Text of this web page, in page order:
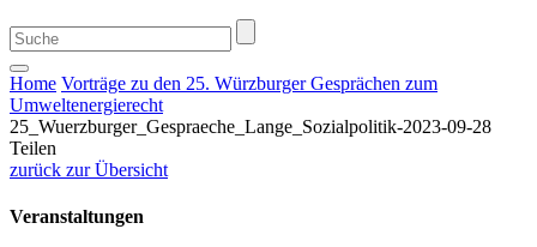
Home Vorträge zu den 25. Würzburger Gesprächen zum
Umweltenergierecht
25_Wuerzburger_Gespraeche_Lange_Sozialpolitik-2023-09-28
Teilen
zurück zur Übersicht
Veranstaltungen